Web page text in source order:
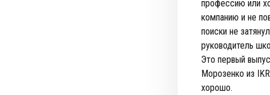
профессию или
компанию и не
поиски не
руководитель
Это первый
Морозенко из
хорошо.